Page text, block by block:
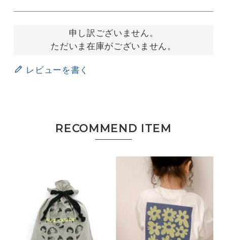
申し訳ございません。
ただいま在庫がございません。
レビューを書く